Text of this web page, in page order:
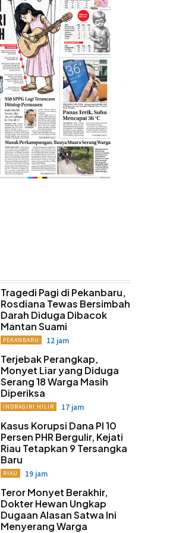
Tragedi Pagi di Pekanbaru,
Rosdiana Tewas Bersimbah
Darah Diduga Dibacok
Mantan Suami
PEKANBARU 12 jam
Terjebak Perangkap,
Monyet Liar yang Diduga
Serang 18 Warga Masih
Diperiksa
INDRAGIRI HILIR 17 jam
Kasus Korupsi Dana PI 10
Persen PHR Bergulir, Kejati
Riau Tetapkan 9 Tersangka
Baru
RIAU 19 jam
Teror Monyet Berakhir,
Dokter Hewan Ungkap
Dugaan Alasan Satwa Ini
Menyerang Warga